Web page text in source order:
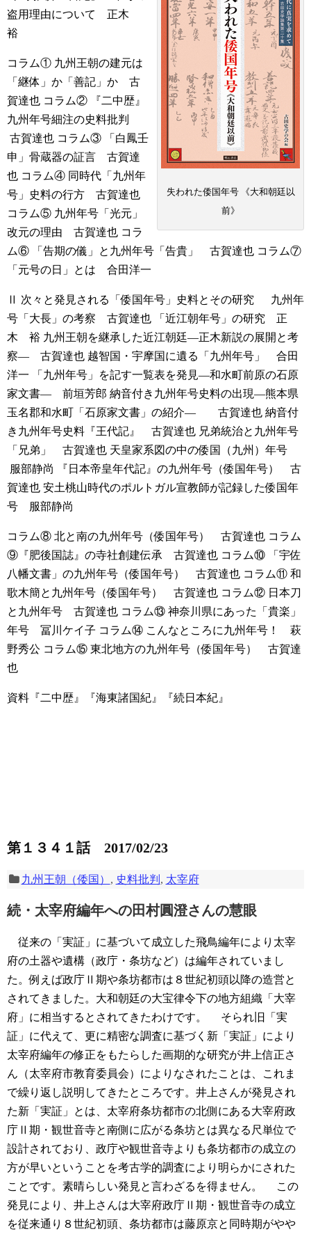
失われた倭国年号《大和朝廷以
前》
盗用理由について 正木
裕
コラム① 九州王朝の建元は
「継体」か「善記」か 古
賀達也 コラム② 『二中歴』
九州年号細注の史料批判
古賀達也 コラム③ 「白鳳壬
申」骨蔵器の証言 古賀達
也 コラム④ 同時代「九州年
号」史料の行方 古賀達也
コラム⑤ 九州年号「光元」
改元の理由 古賀達也 コラ
ム⑥ 「告期の儀」と九州年号「告貴」 古賀達也 コラム⑦
「元号の日」とは 合田洋一
Ⅱ 次々と発見される「倭国年号」史料とその研究
九州年
号「大長」の考察 古賀達也 「近江朝年号」の研究 正
木 裕 九州王朝を継承した近江朝廷―正木新説の展開と考
察― 古賀達也 越智国・宇摩国に遺る「九州年号」 合田
洋一 「九州年号」を記す一覧表を発見―和水町前原の石原
家文書― 前垣芳郎 納音付き九州年号史料の出現―熊本県
玉名郡和水町「石原家文書」の紹介― 古賀達也 納音付
き九州年号史料『王代記』 古賀達也 兄弟統治と九州年号
「兄弟」 古賀達也 天皇家系図の中の倭国（九州）年号
服部静尚
『日本帝皇年代記』の九州年号（倭国年号） 古
賀達也 安土桃山時代のポルトガル宣教師が記録した倭国年
号 服部静尚
コラム⑧ 北と南の九州年号（倭国年号） 古賀達也 コラム
⑨『肥後国誌』の寺社創建伝承 古賀達也 コラム⑩ 「宇佐
八幡文書」の九州年号（倭国年号） 古賀達也 コラム⑪ 和
歌木簡と九州年号（倭国年号） 古賀達也 コラム⑫ 日本刀
と九州年号 古賀達也 コラム⑬ 神奈川県にあった「貴楽」
年号 冨川ケイ子 コラム⑭ こんなところに九州年号！ 萩
野秀公 コラム⑮ 東北地方の九州年号（倭国年号） 古賀達
也
資料『二中歴』『海東諸国紀』『続日本紀』
第１３４１話 2017/02/23
九州王朝（倭国） , 史料批判 , 太宰府
続・太宰府編年への田村圓澄さんの慧眼
従来の「実証」に基づいて成立した飛鳥編年により太宰
府の土器や遺構（政庁・条坊など）は編年されていまし
た。例えば政庁Ⅱ期や条坊都市は８世紀初頭以降の造営と
されてきました。大和朝廷の大宝律令下の地方組織「大宰
府」に相当するとされてきたわけです。
そられ旧「実
証」に代えて、更に精密な調査に基づく新「実証」により
太宰府編年の修正をもたらした画期的な研究が井上信正さ
ん（太宰府市教育委員会）によりなされたことは、これま
で繰り返し説明してきたところです。井上さんが発見され
た新「実証」とは、太宰府条坊都市の北側にある大宰府政
庁Ⅱ期・観世音寺と南側に広がる条坊とは異なる尺単位で
設計されており、政庁や観世音寺よりも条坊都市の成立の
方が早いということを考古学的調査により明らかにされた
ことです。素晴らしい発見と言わざるを得ません。
この
発見により、井上さんは大宰府政庁Ⅱ期・観世音寺の成立
を従来通り８世紀初頭、条坊都市は藤原京と同時期がやや